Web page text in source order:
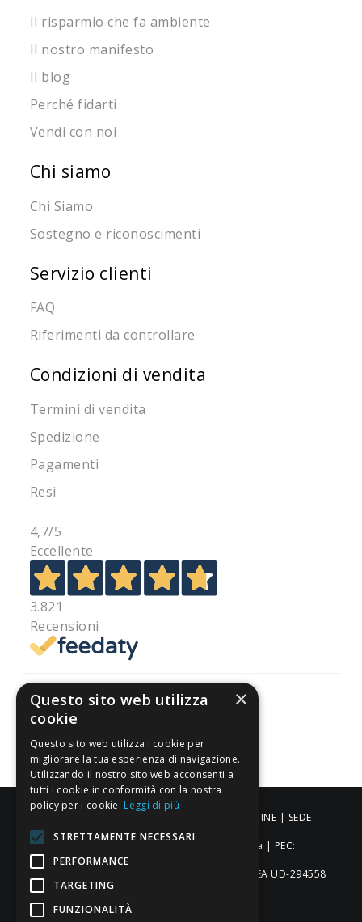
Il risparmio che fa ambiente
Il nostro manifesto
Il blog
Perché fidarti
Vendi con noi
Chi siamo
Chi Siamo
Sostegno e riconoscimenti
Servizio clienti
FAQ
Riferimenti da controllare
Condizioni di vendita
Termini di vendita
Spedizione
Pagamenti
Resi
4,7/5
Eccellente
3.821
Recensioni
Pagamenti sicuri
ALDIGIÙ S.R.L. | Via Cortazzis 15 33100 - UDINE | SEDE
OPERATIVA: Via del Progresso 3 - Padova | PEC:
aldigiusrl@pec.it | C.F. e P.IVA 02873920306 REA UD-294558
Capitale sociale: € 27.086,97
×
Questo sito web utilizza
cookie
Questo sito web utilizza i cookie per
migliorare la tua esperienza di navigazione.
Utilizzando il nostro sito web acconsenti a
tutti i cookie in conformità con la nostra
policy per i cookie. Leggi di più
STRETTAMENTE NECESSARI
PERFORMANCE
TARGETING
FUNZIONALITÀ